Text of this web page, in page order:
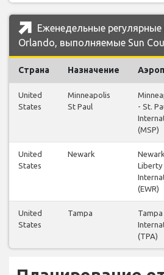
Еженедельные
Orlando, выполняемые Sun
Страна Назначение
United
States
Minneapolis
St Paul
- St.
(MSP)
United
States
Newark
Newark
Liberty
(EWR)
United
States
Tampa
Tampa
(TPA)